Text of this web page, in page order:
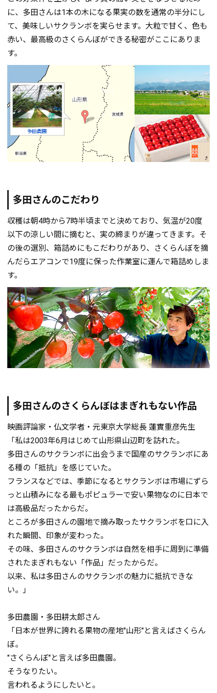
に、多田さんは1本の木になる果実の数を通常の半分にし
て、美味しいサクランボを実らせます。大粒で甘く、色も
赤い、最高級のさくらんぼができる秘密がここにありま
す。
多田さんのこだわり
収穫は朝4時から7時半頃までと決めており、気温が20度
以下の涼しい間に摘むと、実の締まりが違ってきます。そ
の後の選別、箱詰めにもこだわりがあり、さくらんぼを摘
んだらエアコンで19度に保った作業室に運んで箱詰めしま
す。
多田さんのさくらんぼはまぎれもない作品
映画評論家・仏文学者・元東京大学総長 蓮實重彦先生
「私は2003年6月はじめて山形県山辺町を訪れた。
多田さんのサクランボに出会うまで国産のサクランボにあ
る種の「抵抗」を感じていた。
フランスなどでは、季節になるとサクランボは市場にずら
っと山積みになる最もポピュラーで安い果物なのに日本で
は高級品だったからだ。
ところが多田さんの園地で摘み取ったサクランボを口に入
れた瞬間、印象が変わった。
その味、多田さんのサクランボは自然を相手に周到に準備
されたまぎれもない「作品」だったからだ。
以来、私は多田さんのサクランボの魅力に抵抗できな
い。」
多田農園・多田耕太郎さん
「日本が世界に誇れる果物の産地"山形"と言えばさくらん
ぼ。
"さくらんぼ"と言えば多田農園。
そうなりたい。
言われるようにしたいと。